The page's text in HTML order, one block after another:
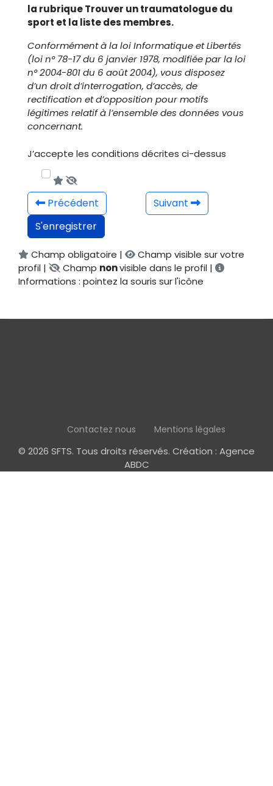
la rubrique Trouver un traumatologue du
sport et la liste des membres.
Conformément à la loi Informatique et Libertés
(loi n° 78-17 du 6 janvier 1978, modifiée par la loi
n° 2004-801 du 6 août 2004), vous disposez
d’un droit d’interrogation, d’accès, de
rectification et d’opposition pour motifs
légitimes relatif à l’ensemble des données vous
concernant.
J’accepte les conditions décrites ci-dessus
Précédent
Suivant
S'enregistrer
Champ obligatoire |
Champ visible sur votre
profil |
Champ nonvisible dans le profil |
Informations : pointez la souris sur l'icône
Contactez nous Mentions légales
© 2026 SFTS. Tous droits réservés. Création : Agence
ABDC